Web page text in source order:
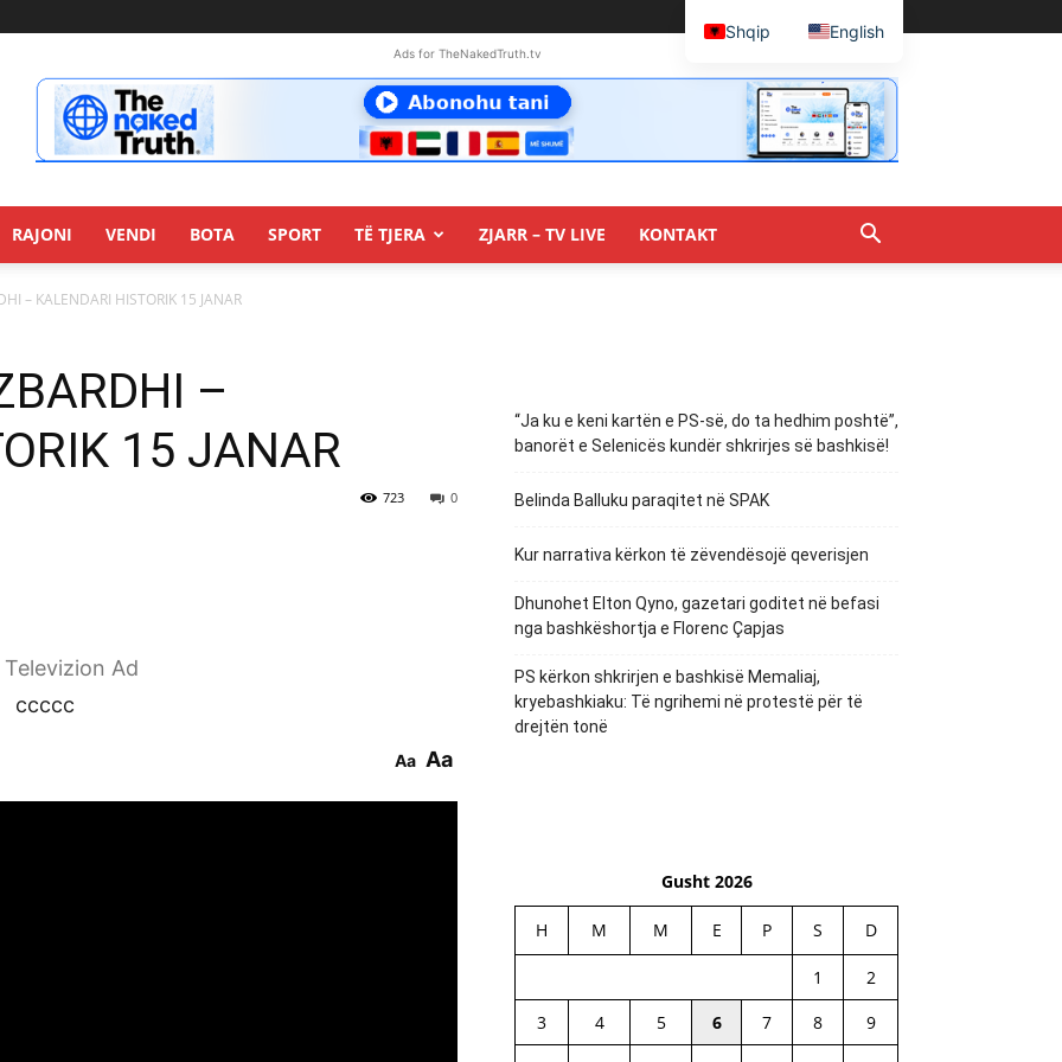
Ads for TheNakedTruth.tv
RAJONI VENDI BOTA SPORT TË TJERA ZJARR – TV LIVE KONTAKT
– KALENDARI HISTORIK 15 JANAR
–
15 JANAR
0
723
Ad
ccccc
Aa Aa
“Ja ku e keni kartën e PS-së, do ta hedhim poshtë”,
banorët e Selenicës kundër shkrirjes së bashkisë!
Belinda Balluku paraqitet në SPAK
Kur narrativa kërkon të zëvendësojë qeverisjen
Dhunohet Elton Qyno, gazetari goditet në befasi
nga bashkëshortja e Florenc Çapjas
PS kërkon shkrirjen e bashkisë Memaliaj,
kryebashkiaku: Të ngrihemi në protestë për të
drejtën tonë
Gusht 2026
H M M E P S D
1
2
3
4 5 6 7 8
9
Shqip English